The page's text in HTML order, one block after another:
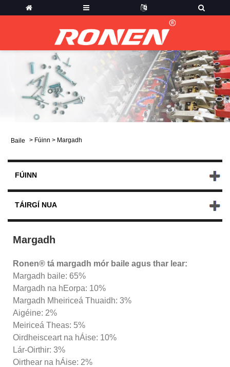
Baile > Fúinn > Margadh
FÚINN
TÁIRGÍ NUA
Margadh
Ronen® tá margadh mór baile agus thar lear:
Margadh baile: 65%
Margadh na hEorpa: 10%
Margadh Mheiriceá Thuaidh: 3%
Aigéine: 2%
Meiriceá Theas: 5%
Oirdheisceart na hÁise: 10%
Lár-Oirthir: 3%
Oirthear na hÁise: 2%